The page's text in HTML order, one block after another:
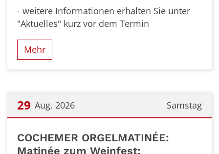
- weitere Informationen erhalten Sie unter
"Aktuelles" kurz vor dem Termin
Mehr
Samstag
29 Aug. 2026
COCHEMER ORGELMATINÉE:
Matinée zum Weinfest: